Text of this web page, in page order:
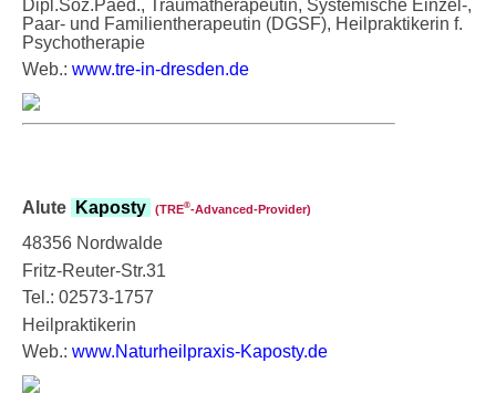
Dipl.Soz.Paed., Traumatherapeutin, Systemische Einzel-,
Paar- und Familientherapeutin (DGSF), Heilpraktikerin f.
Psychotherapie
Web.: www.tre-in-dresden.de
Alute Kaposty (TRE®‑Advanced-Provider)
48356 Nordwalde
Fritz-Reuter-Str.31
Tel.: 02573-1757
Heilpraktikerin
Web.: www.Naturheilpraxis-Kaposty.de